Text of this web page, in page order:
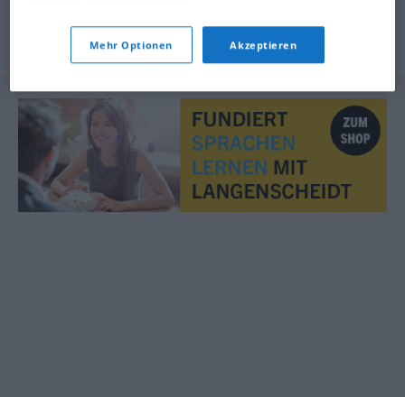
© OpenThesaurus.de
Mehr Optionen Akzeptieren